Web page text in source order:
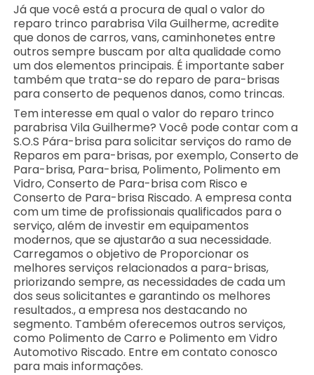
Já que você está a procura de qual o valor do
reparo trinco parabrisa Vila Guilherme, acredite
que donos de carros, vans, caminhonetes entre
outros sempre buscam por alta qualidade como
um dos elementos principais. É importante saber
também que trata-se do reparo de para-brisas
para conserto de pequenos danos, como trincas.
Tem interesse em qual o valor do reparo trinco
parabrisa Vila Guilherme? Você pode contar com a
S.O.S Pára-brisa para solicitar serviços do ramo de
Reparos em para-brisas, por exemplo, Conserto de
Para-brisa, Para-brisa, Polimento, Polimento em
Vidro, Conserto de Para-brisa com Risco e
Conserto de Para-brisa Riscado. A empresa conta
com um time de profissionais qualificados para o
serviço, além de investir em equipamentos
modernos, que se ajustarão a sua necessidade.
Carregamos o objetivo de Proporcionar os
melhores serviços relacionados a para-brisas,
priorizando sempre, as necessidades de cada um
dos seus solicitantes e garantindo os melhores
resultados., a empresa nos destacando no
segmento. Também oferecemos outros serviços,
como Polimento de Carro e Polimento em Vidro
Automotivo Riscado. Entre em contato conosco
para mais informações.